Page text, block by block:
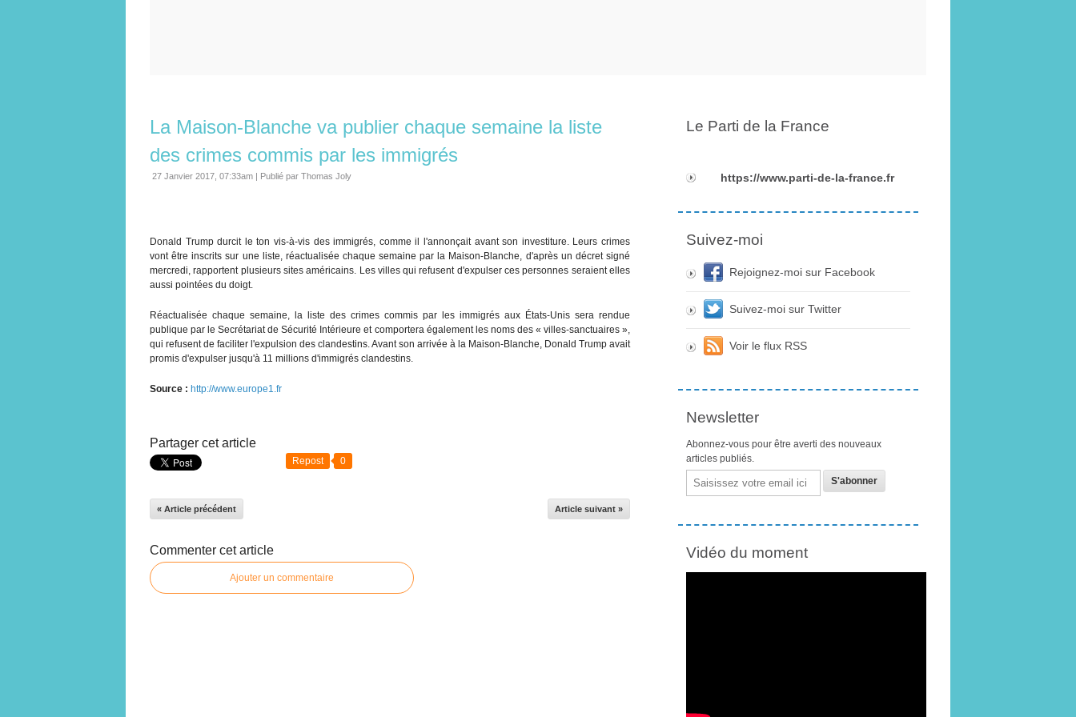
La Maison-Blanche va publier chaque semaine la liste
des crimes commis par les immigrés
27 Janvier 2017, 07:33am | Publié par Thomas Joly
Donald Trump durcit le ton vis-à-vis des immigrés, comme il l'annonçait avant son investiture. Leurs crimes
vont être inscrits sur une liste, réactualisée chaque semaine par la Maison-Blanche, d'après un décret signé
mercredi, rapportent plusieurs sites américains. Les villes qui refusent d'expulser ces personnes seraient elles
aussi pointées du doigt.
Réactualisée chaque semaine, la liste des crimes commis par les immigrés aux États-Unis sera rendue
publique par le Secrétariat de Sécurité Intérieure et comportera également les noms des « villes-sanctuaires »,
qui refusent de faciliter l'expulsion des clandestins. Avant son arrivée à la Maison-Blanche, Donald Trump avait
promis d'expulser jusqu'à 11 millions d'immigrés clandestins.
Source : http://www.europe1.fr
Partager cet article
Repost 0
« Article précédent Article suivant »
Commenter cet article
Ajouter un commentaire
Le Parti de la France
https://www.parti-de-la-france.fr
Suivez-moi
Rejoignez-moi sur Facebook
Suivez-moi sur Twitter
Voir le flux RSS
Newsletter
Abonnez-vous pour être averti des nouveaux
articles publiés.
Email
Vidéo du moment